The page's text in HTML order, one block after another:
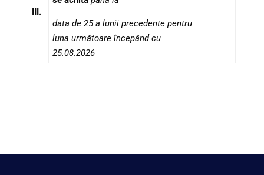
III.
data de 25 a lunii precedente pentru
luna următoare începândcu
25.08.2026